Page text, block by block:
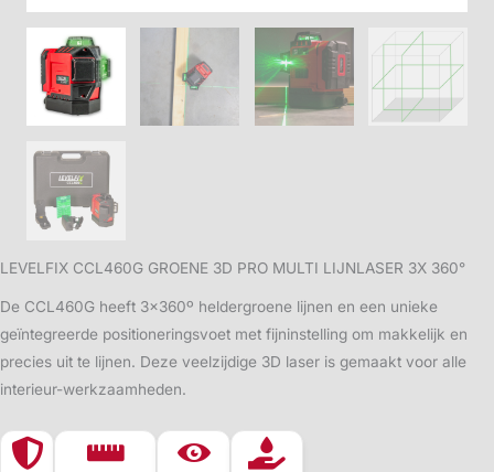
LEVELFIX CCL460G GROENE 3D PRO MULTI LIJNLASER 3X 360°
De CCL460G heeft 3×360º heldergroene lijnen en een unieke
geïntegreerde positioneringsvoet met fijninstelling om makkelijk en
precies uit te lijnen. Deze veelzijdige 3D laser is gemaakt voor alle
interieur-werkzaamheden.